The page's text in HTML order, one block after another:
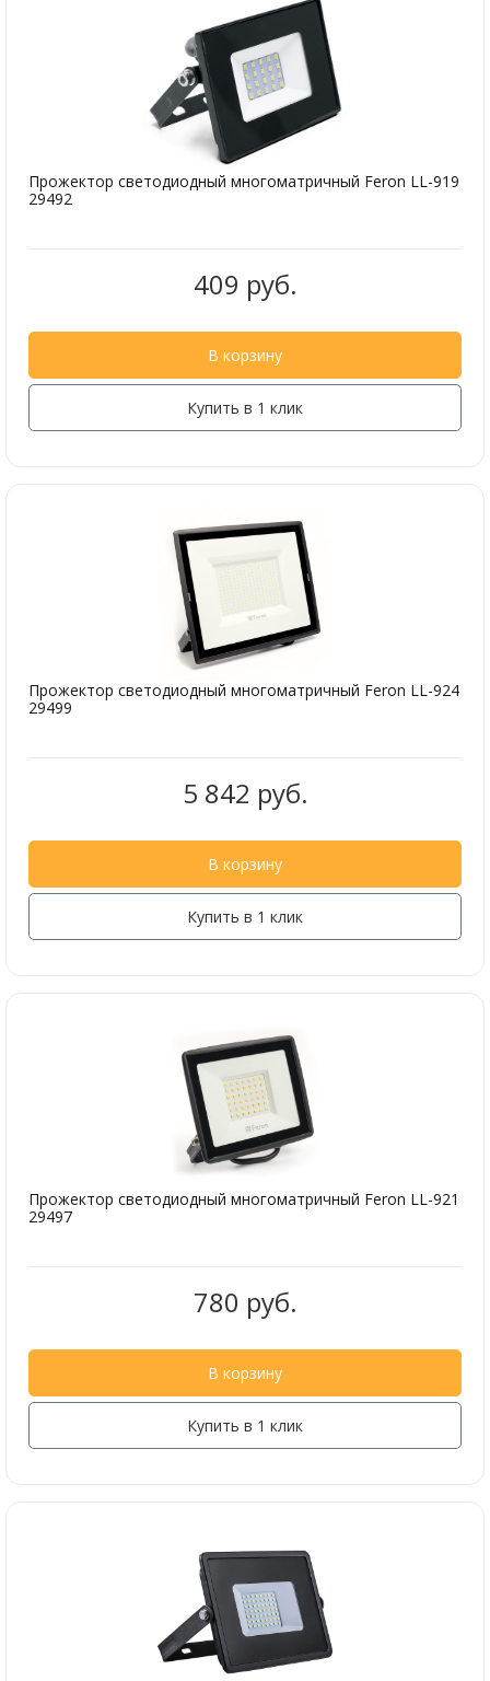
Прожектор светодиодный многоматричный Feron LL-919
29492
409 руб.
В корзину
Купить в 1 клик
Прожектор светодиодный многоматричный Feron LL-924
29499
5 842 руб.
В корзину
Купить в 1 клик
Прожектор светодиодный многоматричный Feron LL-921
29497
780 руб.
В корзину
Купить в 1 клик